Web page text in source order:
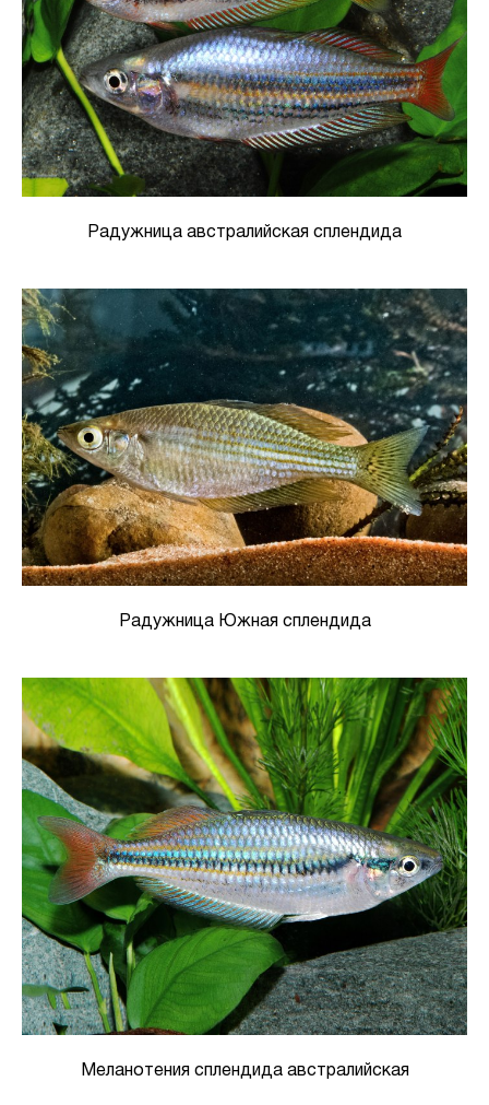
Радужница австралийская сплендида
Радужница Южная сплендида
Меланотения сплендида австралийская